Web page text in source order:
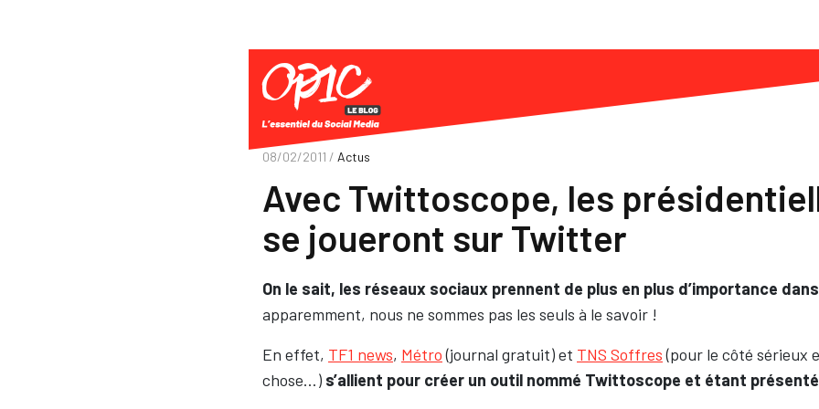
08/02/2011 / Actus
Avec Twittoscope, les
se joueront sur Twitter
On le sait, les réseaux sociaux prennent de plus en plus d’importance
apparemment, nous ne sommes pas les seuls à le savoir !
En effet, TF1 news, Métro(journal gratuit) et TNS Soffres(pour le côté sérieux
chose…) s’allient pour créer un outil nommé Twittoscope et étant